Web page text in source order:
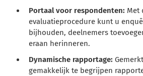
Portaal voor respondenten: Met
evaluatieprocedure kunt u
bijhouden, deelnemers
eraan herinneren.
Dynamische rapportage:
gemakkelijk te begrijpen